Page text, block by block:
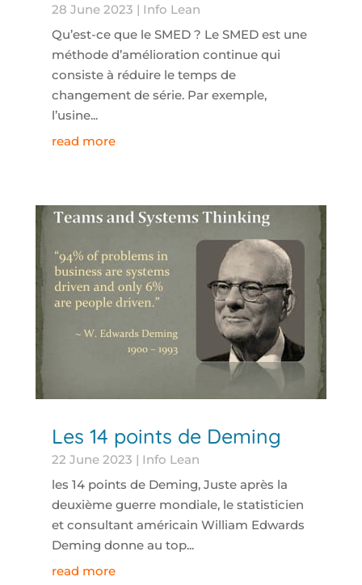
28 June 2023 | Info Lean
Qu’est-ce que le SMED ? Le SMED est une
méthode d’amélioration continue qui
consiste à réduire le temps de
changement de série. Par exemple,
l’usine...
read more
Les 14 points de Deming
22 June 2023 | Info Lean
les 14 points de Deming, Juste après la
deuxième guerre mondiale, le statisticien
et consultant américain William Edwards
Deming donne au top...
read more